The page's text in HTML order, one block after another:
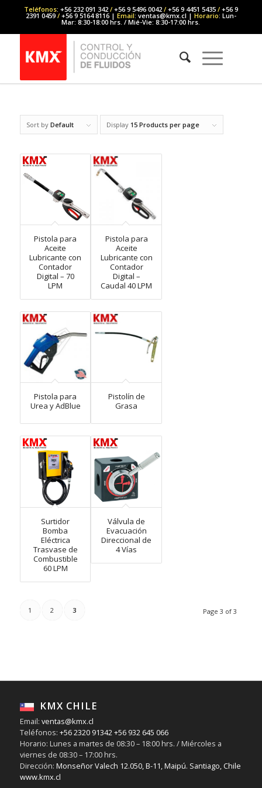
Teléfonos: +56 232 091 342 /+56 9 5496 0042 /+56 9 4451 5435 /+56 9
2391 0459 /+56 9 5164 8116 | Email: ventas@kmx.cl | Horario: Lun-
Mar: 8:30-18:00 hrs. / Mié-Vie: 8:30-17:00 hrs.
Sort by Default Display 15 Products per page
Pistola para
Aceite
Lubricante con
Contador
Digital – 70
LPM
Pistola para
Aceite
Lubricante con
Contador
Digital –
Caudal 40 LPM
Pistola para
Urea y AdBlue
Pistolín de
Grasa
Surtidor
Bomba
Eléctrica
Trasvase de
Combustible
60 LPM
Válvula de
Evacuación
Direccional de
4 Vías
Page 3 of 3
1 2 3
KMX CHILE
Email: ventas@kmx.cl
Teléfonos: +56 2320 91342+56 932 645 066
Horario: Lunes a martes de 08:30 – 18:00 hrs. / Miércoles a
viernes de 08:30 – 17:00 hrs.
Dirección: Monseñor Valech 12.050, B-11, Maipú. Santiago, Chile
www.kmx.cl